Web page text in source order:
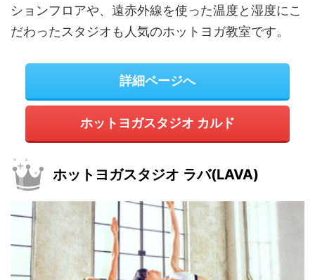
ションフロアや、遠赤外線を使った温度と湿度にこ
だわったスタジオも人気のホットヨガ教室です。
詳細ページへ
ホットヨガスタジオ カルド
ホットヨガスタジオ ラバ(LAVA)